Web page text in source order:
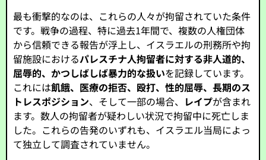
最も衝撃的なのは、これらの人々が拘留されていた条件
です。戦争の過程、特に過去1年間で、複数の人権団体
から信頼できる報告が浮上し、イスラエルの刑務所や拘
留施設におけるパレスチナ人拘留者に対する非人道的、
屈辱的、かつしばしば暴力的な扱いを記録しています。
これには飢餓、医療の拒否、殴打、性的屈辱、長期のス
トレスポジション、そして一部の場合、 レイプが含まれ
ます。数人の拘留者が疑わしい状況で拘留中に死亡しま
した。これらの告発のいずれも、イスラエル当局によっ
て独立して調査されていません。